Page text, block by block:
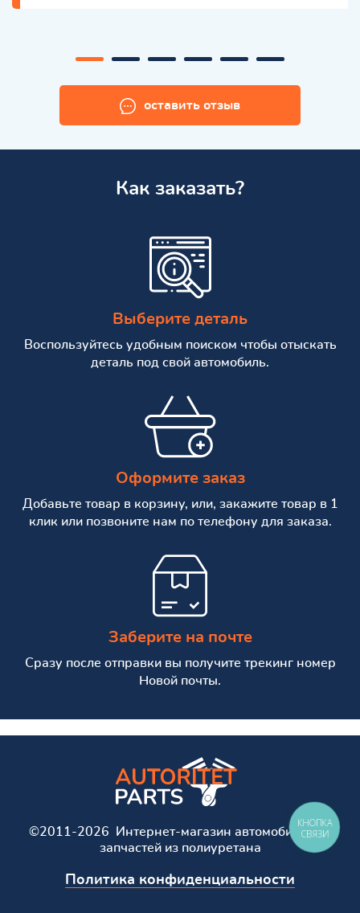
оставить отзыв
Как заказать?
Выберите деталь
Воспользуйтесь удобным поиском чтобы отыскать
деталь под свой автомобиль.
Оформите заказ
Добавьте товар в корзину, или, закажите товар в 1
клик или позвоните нам по телефону для заказа.
Заберите на почте
Сразу после отправки вы получите трекинг номер
Новой почты.
©2011-2026 Интернет-магазин автомобильных
запчастей из полиуретана
Политика конфиденциальности
КНОПКА
СВЯЗИ